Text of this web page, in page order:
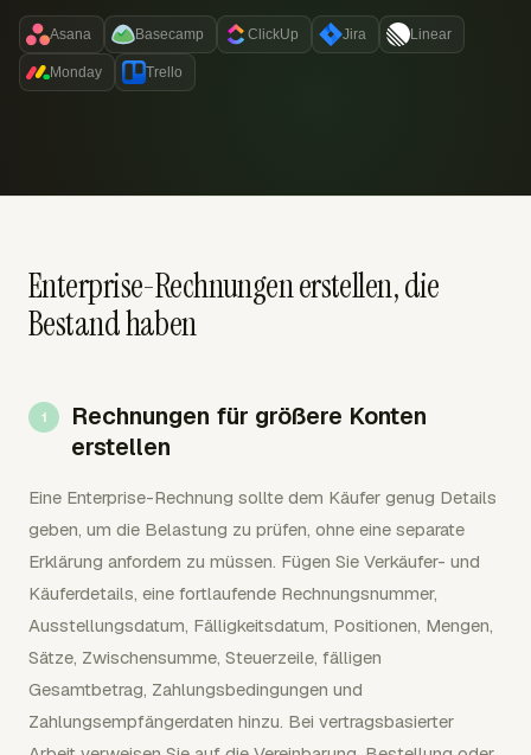
Asana Basecamp ClickUp Jira Linear
Monday Trello
Enterprise-Rechnungen erstellen, die
Bestand haben
Rechnungen für größere Konten
erstellen
Eine Enterprise-Rechnung sollte dem Käufer genug Details
geben, um die Belastung zu prüfen, ohne eine separate
Erklärung anfordern zu müssen. Fügen Sie Verkäufer- und
Käuferdetails, eine fortlaufende Rechnungsnummer,
Ausstellungsdatum, Fälligkeitsdatum, Positionen, Mengen,
Sätze, Zwischensumme, Steuerzeile, fälligen
Gesamtbetrag, Zahlungsbedingungen und
Zahlungsempfängerdaten hinzu. Bei vertragsbasierter